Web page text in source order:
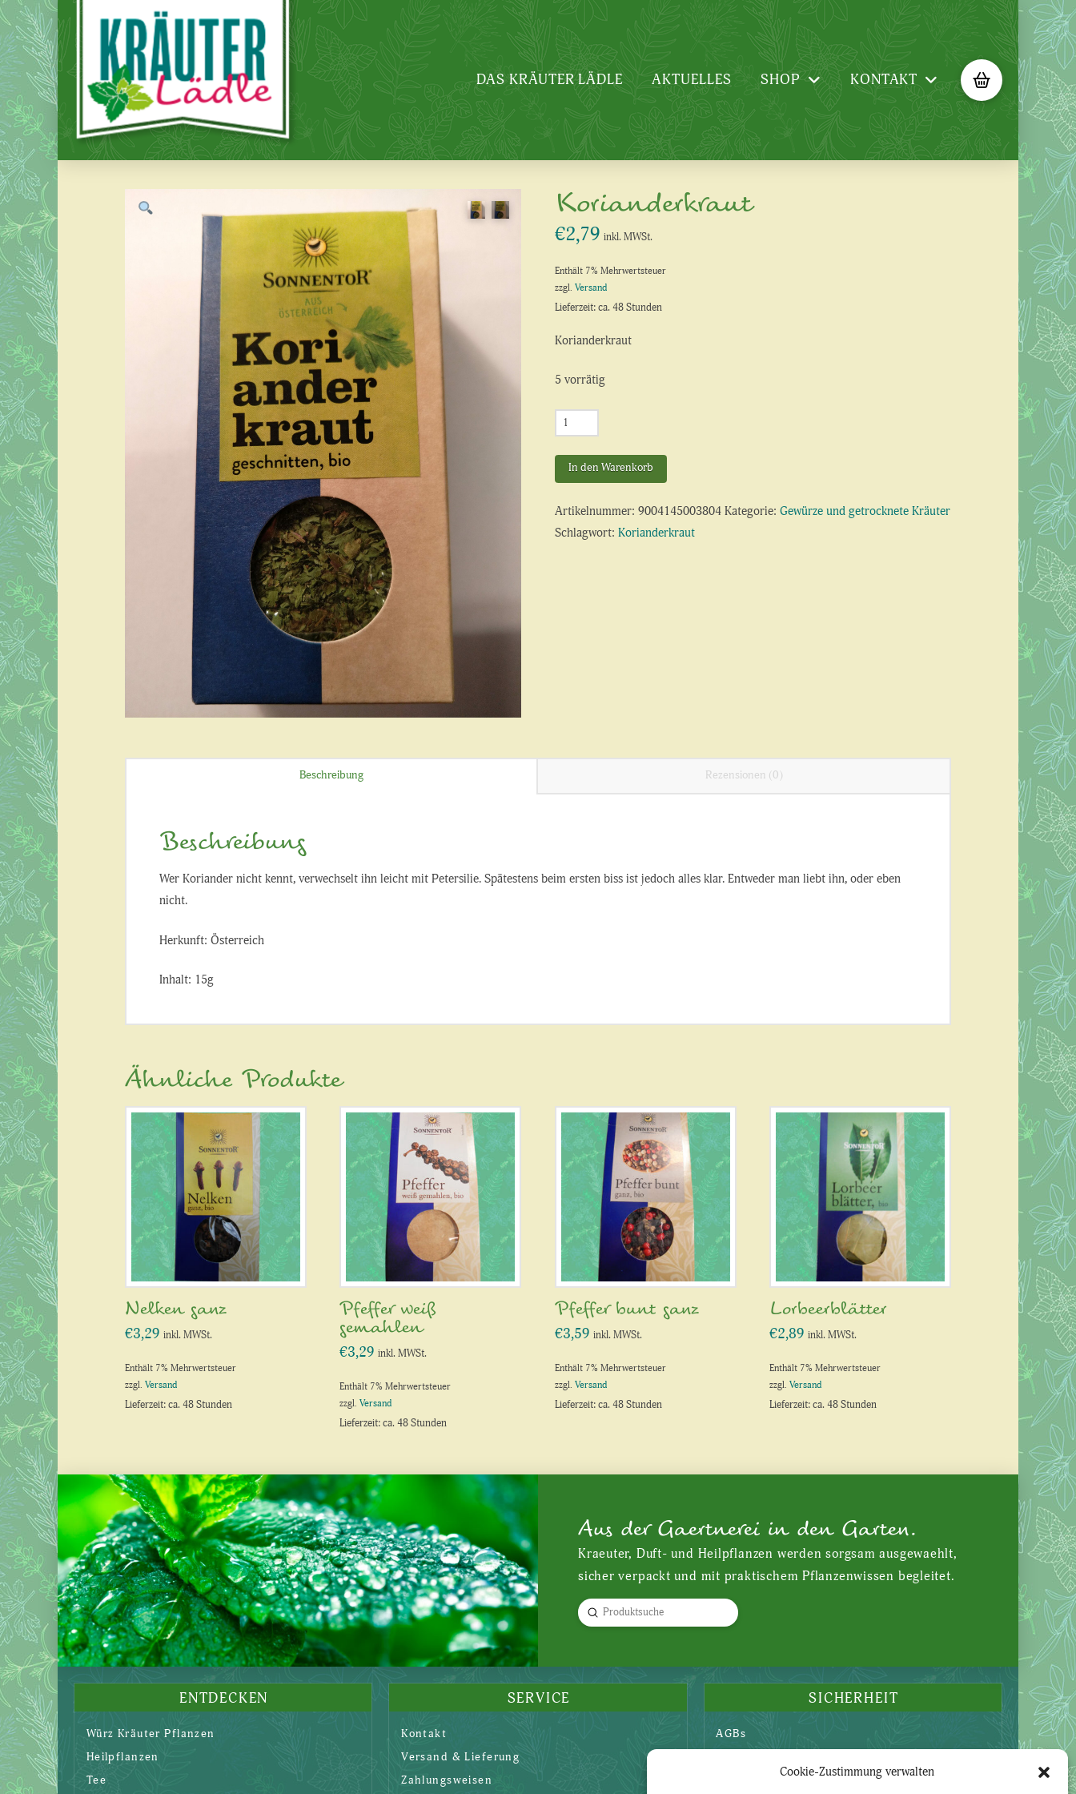
Cookie-Zustimmung verwalten
DAS KRÄUTER LÄDLE AKTUELLES SHOP KONTAKT
Korianderkraut
€2,79 inkl. MWSt.
Enthält 7% Mehrwertsteuer
zzgl. Versand
Lieferzeit: ca. 48 Stunden
Korianderkraut
5 vorrätig
Korianderkraut
In den Warenkorb
Artikelnummer: 9004145003804 Kategorie: Gewürze und getrocknete Kräuter
Schlagwort: Korianderkraut
Beschreibung Rezensionen (0)
Beschreibung
Wer Koriander nicht kennt, verwechselt ihn leicht mit Petersilie. Spätestens beim ersten biss ist jedoch alles klar. Entweder man liebt ihn, oder eben
nicht.
Herkunft: Österreich
Inhalt: 15g
Ähnliche Produkte
Nelken ganz
€3,29 inkl. MWSt.
Enthält 7% Mehrwertsteuer
zzgl. Versand
Lieferzeit: ca. 48 Stunden
Pfeffer weiß
gemahlen
€3,29 inkl. MWSt.
Enthält 7% Mehrwertsteuer
zzgl.Versand
Lieferzeit: ca. 48 Stunden
Pfeffer bunt ganz
€3,59 inkl. MWSt.
Enthält 7% Mehrwertsteuer
zzgl. Versand
Lieferzeit: ca. 48 Stunden
Lorbeerblätter
€2,89 inkl. MWSt.
Enthält 7% Mehrwertsteuer
zzgl. Versand
Lieferzeit: ca. 48 Stunden
Aus der Gaertnerei in den Garten.
Kraeuter, Duft- und Heilpflanzen werden sorgsam ausgewaehlt,
sicher verpackt und mit praktischem Pflanzenwissen begleitet.
Search
Submit
ENTDECKEN
Würz Kräuter Pflanzen
Heilpflanzen
Tee
SERVICE
Kontakt
Versand & Lieferung
Zahlungsweisen
SICHERHEIT
AGBs